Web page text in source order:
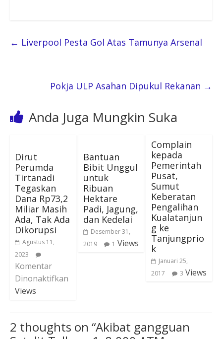
← Liverpool Pesta Gol Atas Tamunya Arsenal
Pokja ULP Asahan Dipukul Rekanan →
Anda Juga Mungkin Suka
Dirut
Perumda
Tirtanadi
Tegaskan
Dana Rp73,2
Miliar Masih
Ada, Tak Ada
Dikorupsi
Agustus 11,
2023
Komentar
Dinonaktifkan
Views
Bantuan
Bibit Unggul
untuk
Ribuan
Hektare
Padi, Jagung,
dan Kedelai
Desember 31,
2019
1 Views
Complain
kepada
Pemerintah
Pusat,
Sumut
Keberatan
Pengalihan
Kualatanjun
g ke
Tanjungprio
k
Januari 25,
2017
3 Views
2 thoughts on “Akibat gangguan